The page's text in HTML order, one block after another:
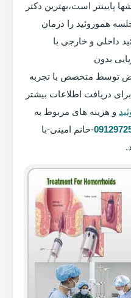
پایینتر است،بهترین دکتر
هموروئید را درمان
داخلی و خارجی با
بدون
توسط متخصص با تجربه
دریافت اطلاعات بیشتر
و هزینه های مربوط به
-خانم امینی-با